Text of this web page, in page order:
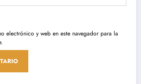
electrónico y web en este navegador para la